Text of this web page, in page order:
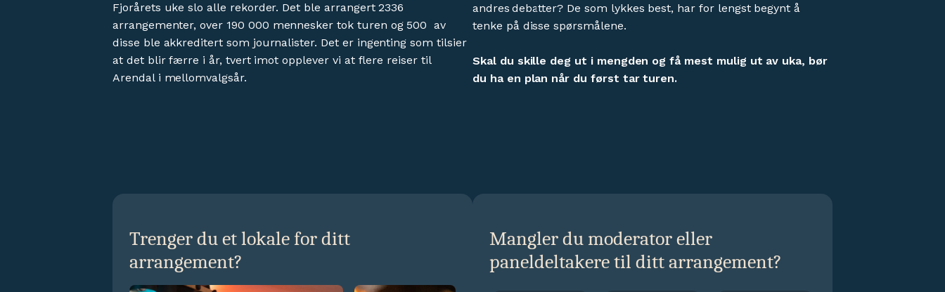
Fjorårets uke slo alle rekorder. Det ble arrangert 2336
arrangementer, over 190 000 mennesker tok turen og 500 av
disse ble akkreditert som journalister. Det er ingenting som tilsier
at det blir færre i år, tvert imot opplever vi at flere reiser til
Arendal i mellomvalgsår.
andres debatter? De som lykkes best, har for lengst begynt å
tenke på disse spørsmålene.
Skal du skille deg ut i mengden og få mest mulig ut av uka, bør
du ha en plan når du først tar turen.
Trenger du et lokale for ditt
arrangement?
Mangler du moderator eller
paneldeltakere til ditt arrangement?